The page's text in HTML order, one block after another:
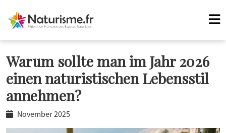
Warum sollte man im Jahr 2026
einen naturistischen Lebensstil
annehmen?
November 2025